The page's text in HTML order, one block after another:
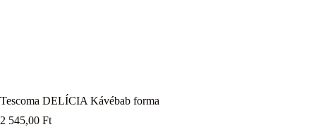
Tescoma DELÍCIA Kávébab forma
2 545,00 Ft